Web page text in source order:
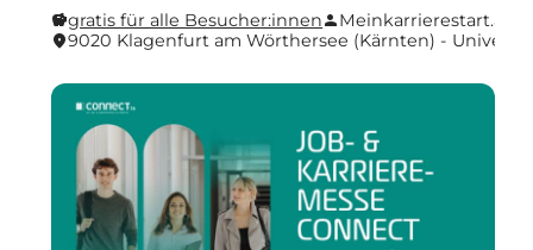
savingsgratis für alle Besucher:innenpersonMeinkarrierestart.at
location_on9020 Klagenfurt am Wörthersee (Kärnten) -